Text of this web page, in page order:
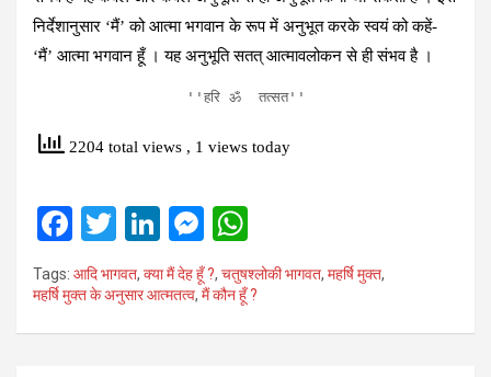
निर्देशानुसार ‘मैं’ को आत्‍मा भगवान के रूप में अनुभूत करके स्‍वयं को कहें-
‘मैं’ आत्‍मा भगवान हूँ । यह अनुभूति सतत् आत्‍मावलोकन से ही संभव है ।
''हरि ॐ  तत्‍सत''
2204 total views , 1 views today
F
a
ce
b
T
wi
tt
er
Li
n
ke
dI
M
es
se
n
h
at
s
Tags: आदि भागवत, क्‍या मैं देह हूँ ?, चतुषश्‍लोकी भागवत, महर्षि मुक्‍त,
महर्षि मुक्‍त के अनुसार आत्‍मतत्‍व, मैं कौन हूँ ?